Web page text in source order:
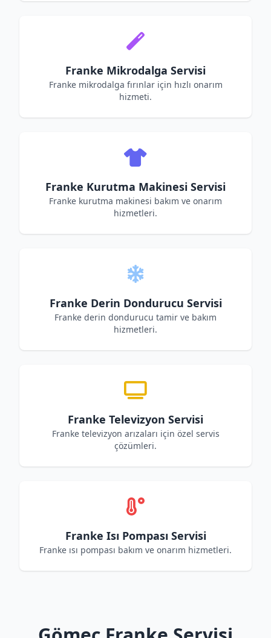
Franke Mikrodalga Servisi
Franke mikrodalga fırınlar için hızlı onarım
hizmeti.
Franke Kurutma Makinesi Servisi
Franke kurutma makinesi bakım ve onarım
hizmetleri.
Franke Derin Dondurucu Servisi
Franke derin dondurucu tamir ve bakım
hizmetleri.
Franke Televizyon Servisi
Franke televizyon arızaları için özel servis
çözümleri.
Franke Isı Pompası Servisi
Franke ısı pompası bakım ve onarım hizmetleri.